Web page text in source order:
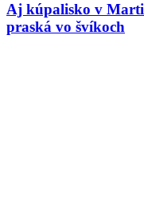
Aj kúpalisko v
praská vo švíkoch